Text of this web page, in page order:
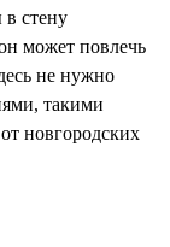
в стену
может повлечь
не нужно
такими
новгородских